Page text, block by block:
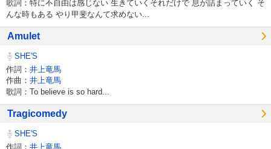
歌詞：特に不自由は感じない 生きていくそれだけで 息が詰まっていく そ
んな時もある やり甲斐なんて求めない...
Amulet
SHE'S
作詞： 井上竜馬
作曲： 井上竜馬
歌詞：To believe is so hard...
Tragicomedy
SHE'S
作詞： 井上竜馬